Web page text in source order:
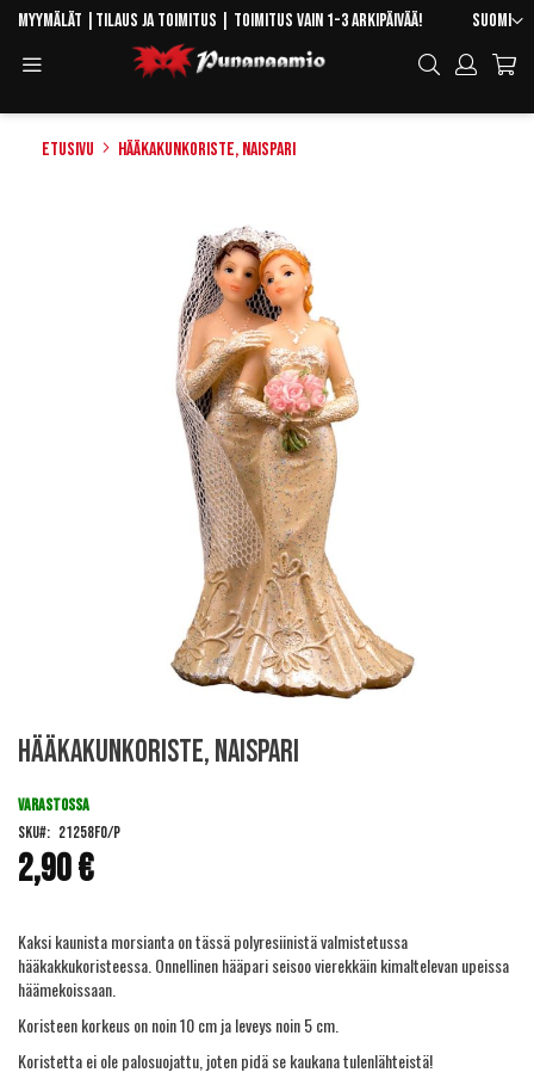
Skip
Content
Kieli
Suomi
Myymälät Tilaus ja toimitus | Toimitus vain 1-3 arkipäivää!
Hae
Etusivu Hääkakunkoriste, naispari
to
beginning
the
images
gallery
Hääkakunkoriste, naispari
2,90 €
VARASTOSSA
SKU
21258FO/P
Kaksi kaunista morsianta on tässä polyresiinistä valmistetussa
hääkakkukoristeessa. Onnellinen hääpari seisoo vierekkäin kimaltelevan upeissa
häämekoissaan.
Koristeen korkeus on noin 10 cm ja leveys noin 5 cm.
Koristetta ei ole palosuojattu, joten pidä se kaukana tulenlähteistä!